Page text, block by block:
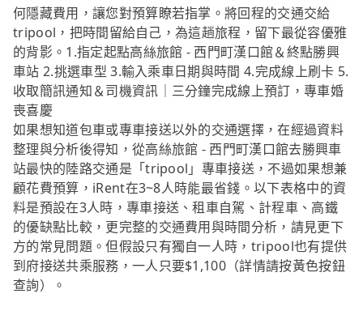
何隱藏費用，讓您對預算瞭若指掌。將回程的交通交給
tripool，把時間留給自己，為這趟旅程，留下最從容優雅
的背影。1.指定起點高絲旅館 - 西門町漢口館＆終點勝興
車站 2.挑選車型 3.輸入乘車日期與時間 4.完成線上刷卡 5.
收取簡訊通知＆司機資訊｜三分鐘完成線上預訂，專車婚
喪喜慶
如果想知道包車或專車接送以外的交通選擇，在經過資料
整理與分析後得知，從高絲旅館 - 西門町漢口館去勝興車
站最快的陸路交通是「tripool」專車接送，不過如果想兼
顧花費預算，iRent在3~8人時能最省錢。以下表格中的資
料是預設在3人時，專車接送、租車自駕、計程車、高鐵
的優缺點比較，更完整的交通費用與時間分析，請見更下
方的常見問題。但假設只有獨自一人時，tripool也有提供
到府接送共乘服務，一人只要$1,100（詳情請按黃色按鈕
查詢）。